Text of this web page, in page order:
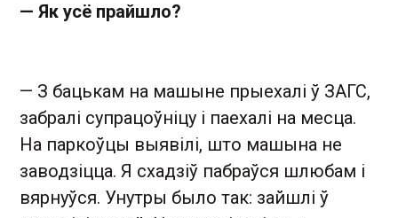
— Як усё прайшло?
— З бацькам на машыне прыехалі ў ЗАГС,
забралі супрацоўніцу і паехалі на месца.
На паркоўцы выявілі, што машына не
заводзіцца. Я схадзіў пабраўся шлюбам і
вярнуўся. Унутры было так: зайшлі ў